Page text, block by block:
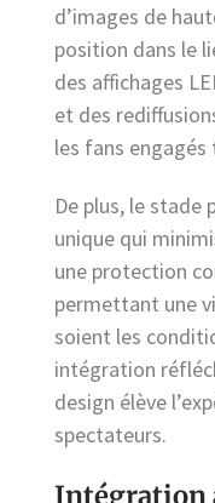
d’images de
position dans le
des affichages
et des
les fans engagés
De plus, le stade
unique qui
une protection
permettant une
soient les
intégration
design élève
spectateurs.
Intégration